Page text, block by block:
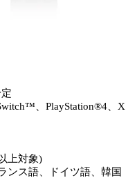
、PlayStation®4、X
上対象)
ス語、ドイツ語、韓国